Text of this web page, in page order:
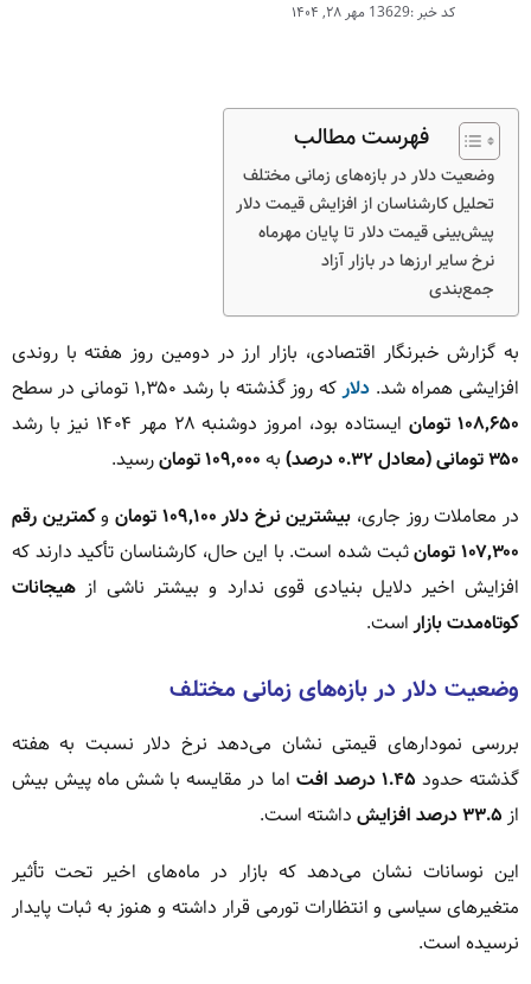
کد خبر :13629 مهر ۲۸, ۱۴۰۴
فهرست مطالب
وضعیت دلار در بازه‌های زمانی مختلف
تحلیل کارشناسان از افزایش قیمت دلار
پیش‌بینی قیمت دلار تا پایان مهرماه
نرخ سایر ارزها در بازار آزاد
جمع‌بندی
به گزارش خبرنگار اقتصادی، بازار ارز در دومین روز هفته با روندی
افزایشی همراه شد. دلارکه روز گذشته با رشد ۱٬۳۵۰ تومانی در سطح
۱۰۸٬۶۵۰ تومان
ایستاده بود، امروز دوشنبه ۲۸ مهر ۱۴۰۴ نیز با رشد
۳۵۰ تومانی (معادل ۰.۳۲ درصد)
به ۱۰۹٬۰۰۰ تومان
رسید.
در معاملات روز جاری، بیشترین نرخ دلار ۱۰۹٬۱۰۰ تومان وکمترین رقم
۱۰۷٬۳۰۰ تومان
ثبت شده است. با این حال، کارشناسان تأکید دارند که
افزایش اخیر دلایل بنیادی قوی ندارد و بیشتر ناشی از هیجانات
کوتاه‌مدت بازاراست.
وضعیت دلار در بازه‌های زمانی مختلف
بررسی نمودارهای قیمتی نشان می‌دهد نرخ دلار نسبت به هفته
گذشته حدود ۱.۴۵ درصد افت
اما در مقایسه با شش ماه پیش بیش
از ۳۳.۵ درصد افزایش
داشته است.
این نوسانات نشان می‌دهد که بازار در ماه‌های اخیر تحت تأثیر
متغیرهای سیاسی و انتظارات تورمی قرار داشته و هنوز به ثبات پایدار
نرسیده است.